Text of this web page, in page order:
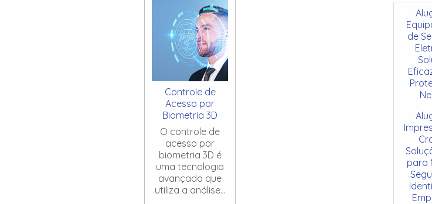
Controle de
Acesso por
Biometria 3D
O controle de
acesso por
biometria 3D é
uma tecnologia
avançada que
utiliza a análise...
de
para